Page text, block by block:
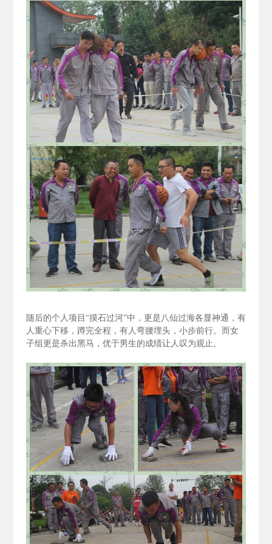
随后的个人项目“摸石过河”中，更是八仙过海各显神通，有
人重心下移，蹲完全程，有人弯腰埋头，小步前行。而女
子组更是杀出黑马，优于男生的成绩让人叹为观止。